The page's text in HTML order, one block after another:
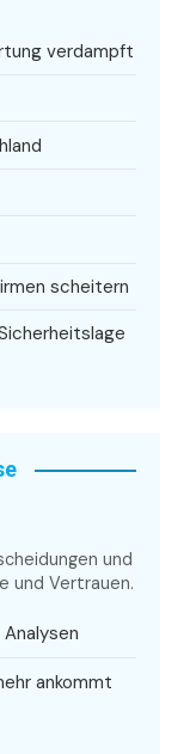
verdampft
scheitern
und
und Vertrauen.
ankommt